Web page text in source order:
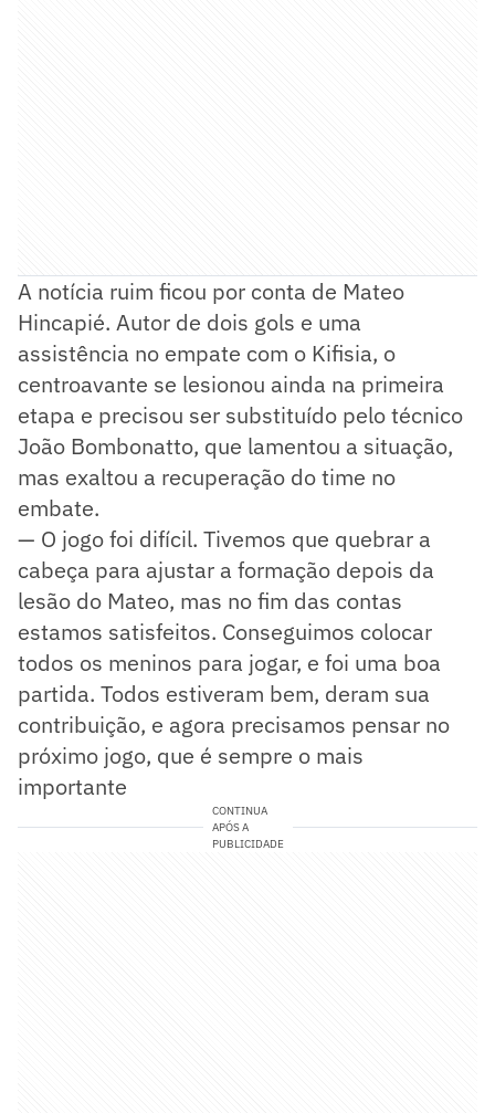
A notícia ruim ficou por conta de Mateo
Hincapié. Autor de dois gols e uma
assistência no empate com o Kifisia, o
centroavante se lesionou ainda na primeira
etapa e precisou ser substituído pelo técnico
João Bombonatto, que lamentou a situação,
mas exaltou a recuperação do time no
embate.
— O jogo foi difícil. Tivemos que quebrar a
cabeça para ajustar a formação depois da
lesão do Mateo, mas no fim das contas
estamos satisfeitos. Conseguimos colocar
todos os meninos para jogar, e foi uma boa
partida. Todos estiveram bem, deram sua
contribuição, e agora precisamos pensar no
próximo jogo, que é sempre o mais
importante
CONTINUA
APÓS A
PUBLICIDADE